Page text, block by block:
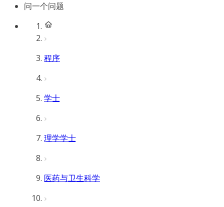
问一个问题
程序
学士
理学学士
医药与卫生科学